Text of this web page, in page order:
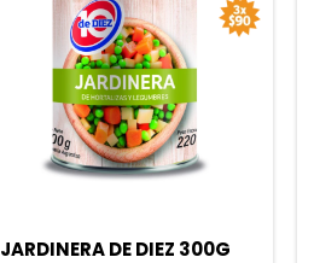
JARDINERA DE DIEZ 300G